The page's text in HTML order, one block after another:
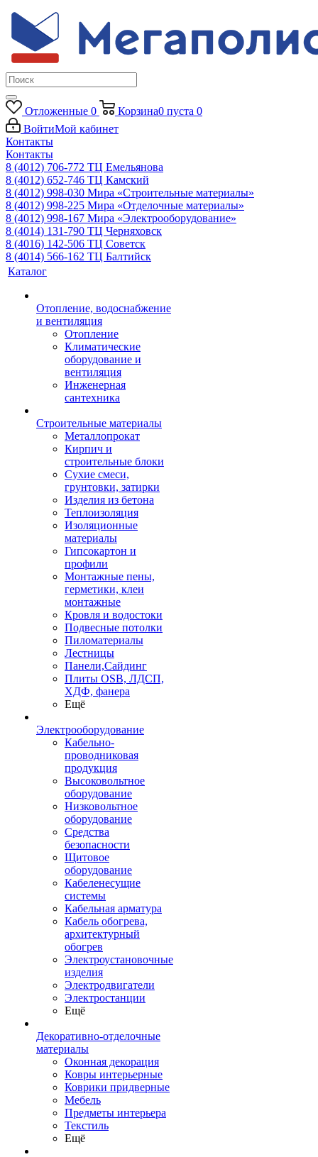
Отложенные 0 Корзина0 пуста 0
ВойтиМой кабинет
Контакты
Контакты
8 (4012) 706-772 ТЦ Емельянова
8 (4012) 652-746 ТЦ Камский
8 (4012) 998-030 Мира «Строительные материалы»
8 (4012) 998-225 Мира «Отделочные материалы»
8 (4012) 998-167 Мира «Электрооборудование»
8 (4014) 131-790 ТЦ Черняховск
8 (4016) 142-506 ТЦ Советск
8 (4014) 566-162 ТЦ Балтийск
Каталог
Отопление, водоснабжение
и вентиляция
Отопление
Климатические
оборудование и
вентиляция
Инженерная
сантехника
Строительные материалы
Металлопрокат
Кирпич и
строительные блоки
Сухие смеси,
грунтовки, затирки
Изделия из бетона
Теплоизоляция
Изоляционные
материалы
Гипсокартон и
профили
Монтажные пены,
герметики, клеи
монтажные
Кровля и водостоки
Подвесные потолки
Пиломатериалы
Лестницы
Панели,Сайдинг
Плиты OSB, ЛДСП,
ХДФ, фанера
Ещё
Электрооборудование
Кабельно-
проводниковая
продукция
Высоковольтное
оборудование
Низковольтное
оборудование
Средства
безопасности
Щитовое
оборудование
Кабеленесущие
системы
Кабельная арматура
Кабель обогрева,
архитектурный
обогрев
Электроустановочные
изделия
Электродвигатели
Электростанции
Ещё
Декоративно-отделочные
материалы
Оконная декорация
Ковры интерьерные
Коврики придверные
Мебель
Предметы интерьера
Текстиль
Ещё